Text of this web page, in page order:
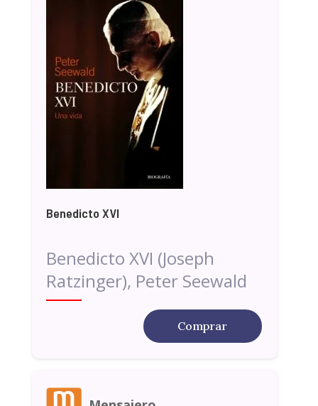
Benedicto XVI
Benedicto XVI (Joseph
Ratzinger), Peter Seewald
Comprar